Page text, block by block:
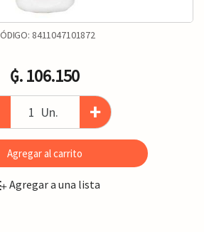
8411047101872
₲. 106.150
Un. +
Agregar al carrito
+Agregar a una lista